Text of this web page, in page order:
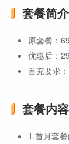
套餐简介
原套餐：
优惠后：
首充要求
套餐内容
1.首月套